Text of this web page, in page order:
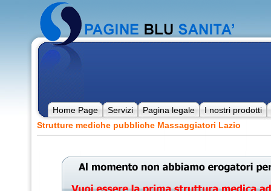
Home Page Servizi Pagina legale
I nostri prodotti
Strutture mediche pubbliche Massaggiatori Lazio